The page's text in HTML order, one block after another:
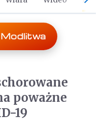
Modlitwa
poważne
19